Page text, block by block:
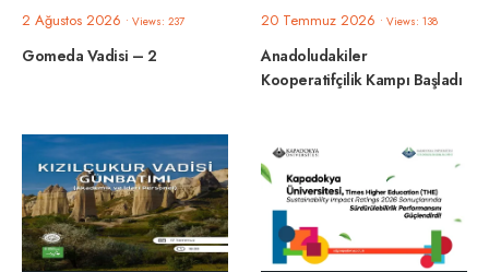
2 Ağustos 2026 • Views: 237
Gomeda Vadisi – 2
20 Temmuz 2026 • Views: 138
Anadoludakiler
Kooperatifçilik Kampı Başladı